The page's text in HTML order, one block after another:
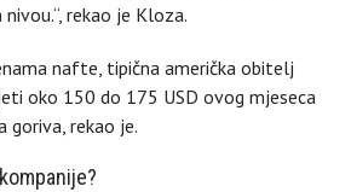
rekao je Kloza.
nafte, tipična američka obitelj
oko 150 do 175 USD ovog mjeseca
goriva, rekao je.